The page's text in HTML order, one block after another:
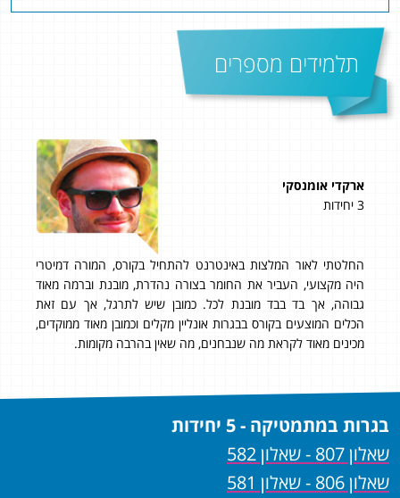
תלמידים מספרים
ארקדי אומנסקי
3 יחידות
החלטתי לאור המלצות באינטרנט להתחיל בקורס, המורה דמיטרי
היה מקצועי, העביר את החומר בצורה נהדרת, מובנת וברמה מאוד
גבוהה, אך בד בבד מובנת לכל. כמובן שיש לתרגל, אך עם זאת
הכלים המוצעים בקורס בבגרות אונליין מקלים וכמובן מאוד ממוקדים,
מכינים מאוד לקראת מה שנבחנים, מה שאין בהרבה מקומות.
בגרות במתמטיקה - 5 יחידות
שאלון 807 - שאלון 582
שאלון 806 - שאלון 581